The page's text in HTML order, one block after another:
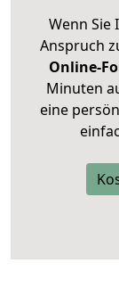
Wenn Sie
Anspruch
Online-
Minuten
eine